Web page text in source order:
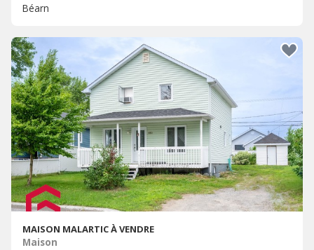
Béarn
MAISON MALARTIC À VENDRE
Maison